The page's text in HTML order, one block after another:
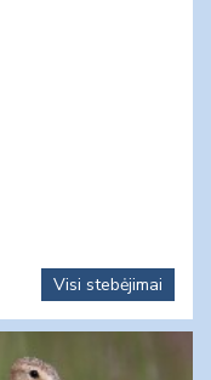
Visi stebėjimai